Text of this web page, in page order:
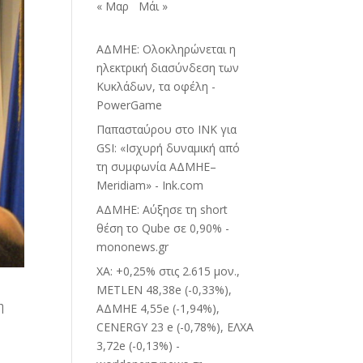
« Μαρ Μάι »
ΑΔΜΗΕ: Ολοκληρώνεται η
ηλεκτρική διασύνδεση των
Κυκλάδων, τα οφέλη -
PowerGame
Παπασταύρου στο INK για
GSI: «Ισχυρή δυναμική από
τη συμφωνία ΑΔΜΗΕ–
Meridiam» - Ink.com
ΑΔΜΗΕ: Αύξησε τη short
θέση το Qube σε 0,90% -
mononews.gr
ΧΑ: +0,25% στις 2.615 μον.,
METLEN 48,38e (-0,33%),
ΑΔΜΗΕ 4,55e (-1,94%),
CENERGY 23 e (-0,78%), ΕΛΧΑ
3,72e (-0,13%) -